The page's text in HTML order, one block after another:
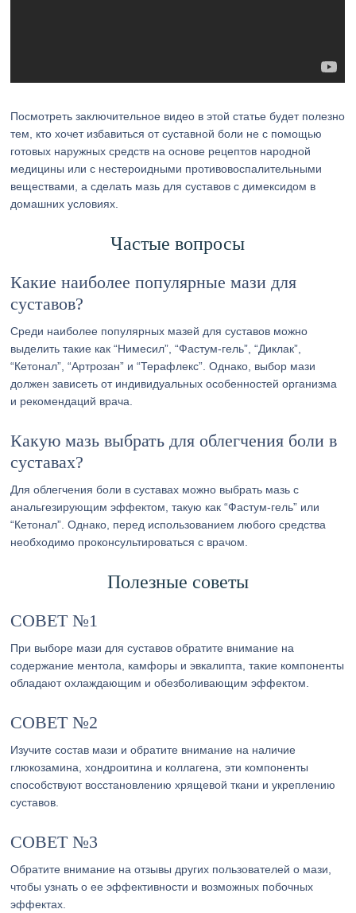
Посмотреть заключительное видео в этой статье будет полезно
тем, кто хочет избавиться от суставной боли не с помощью
готовых наружных средств на основе рецептов народной
медицины или с нестероидными противовоспалительными
веществами, а сделать мазь для суставов с димексидом в
домашних условиях.
Частые вопросы
Какие наиболее популярные мази для
суставов?
Среди наиболее популярных мазей для суставов можно
выделить такие как “Нимесил”, “Фастум-гель”, “Диклак”,
“Кетонал”, “Артрозан” и “Терафлекс”. Однако, выбор мази
должен зависеть от индивидуальных особенностей организма
и рекомендаций врача.
Какую мазь выбрать для облегчения боли в
суставах?
Для облегчения боли в суставах можно выбрать мазь с
анальгезирующим эффектом, такую как “Фастум-гель” или
“Кетонал”. Однако, перед использованием любого средства
необходимо проконсультироваться с врачом.
Полезные советы
СОВЕТ №1
При выборе мази для суставов обратите внимание на
содержание ментола, камфоры и эвкалипта, такие компоненты
обладают охлаждающим и обезболивающим эффектом.
СОВЕТ №2
Изучите состав мази и обратите внимание на наличие
глюкозамина, хондроитина и коллагена, эти компоненты
способствуют восстановлению хрящевой ткани и укреплению
суставов.
СОВЕТ №3
Обратите внимание на отзывы других пользователей о мази,
чтобы узнать о ее эффективности и возможных побочных
эффектах.